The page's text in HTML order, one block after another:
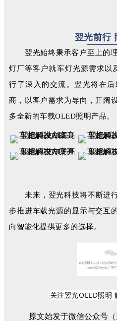
翌光前行
翌光始终秉承客户至上的
灯厂等客户就车灯光源需求以
行了深入的交流。翌光将在
商，以客户需求为导向，开阔
多全新的车载OLED照明产品。
未来，翌光科技将不断进
步推进车载光源的显示与交互
向智能化提供更多的选择。
关注翌光OLED照明
原文始发于微信公众号